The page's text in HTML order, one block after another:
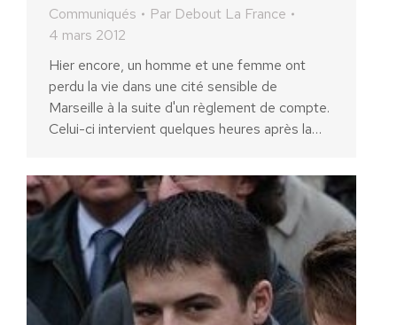
Communiqués Par Debout La France
4 mars 2012
Hier encore, un homme et une femme ont
perdu la vie dans une cité sensible de
Marseille à la suite d'un règlement de compte.
Celui-ci intervient quelques heures après la…